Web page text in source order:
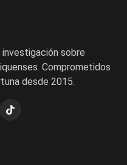
sobre
Comprometidos
desde 2015.